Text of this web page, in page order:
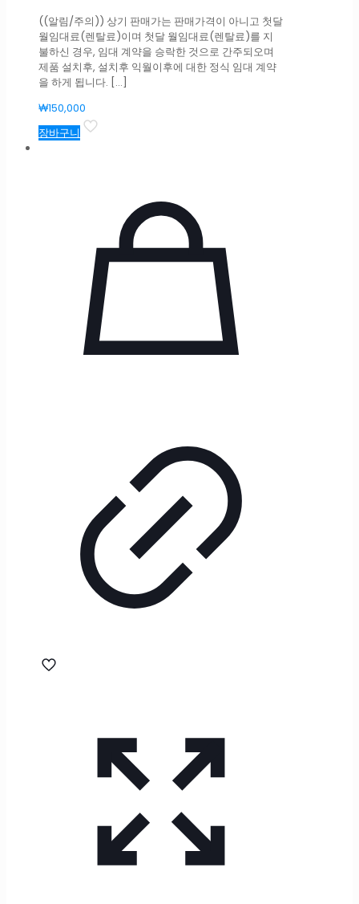
((알림/주의)) 상기 판매가는 판매가격이 아니고 첫달
월임대료(렌탈료)이며 첫달 월임대료(렌탈료)를 지
불하신 경우, 임대 계약을 승락한 것으로 간주되오며
제품 설치후, 설치후 익월이후에 대한 정식 임대 계약
을 하게 됩니다. […]
₩150,000
장바구니